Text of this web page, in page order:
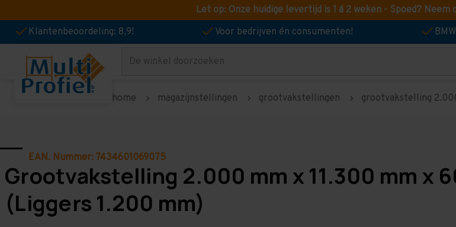
Let op: Onze huidige levertijd is 1 á 2 weken - Spoed?
Klantenbeoordeling: 8,9!
Voor bedrijven én consumenten!
Zoeken
home magazijnstellingen grootvakstellingen grootvakstelling
EAN. Nummer: 7434601069075
Grootvakstelling 2.000 mm x 11.300 mm x
(Liggers 1.200 mm)